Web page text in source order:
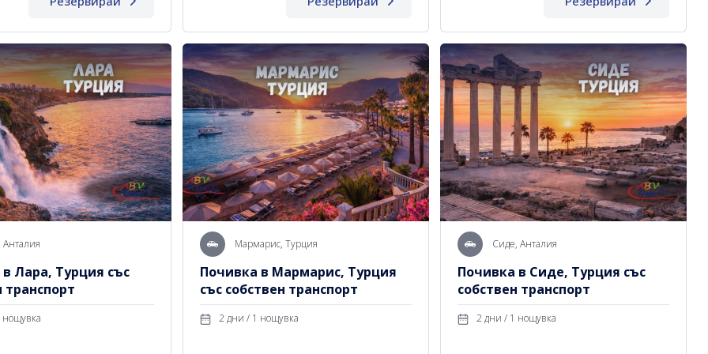
Анталия
Лара, Турция със
транспорт
/ 1 нощувка
Мармарис, Турция
Почивка в Мармарис, Турция
със собствен транспорт
2 дни / 1 нощувка
Сиде, Анталия
Почивка в Сиде, Турция със
собствен транспорт
2 дни / 1 нощувка